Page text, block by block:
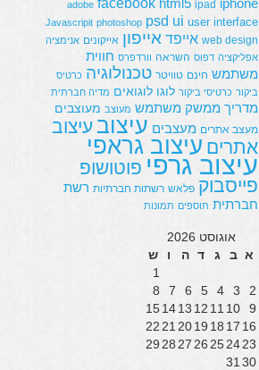
adobe html5 ipad iphone
Javascripit photoshop psd ui user interface
web design אייפד אייפון אייקונים אנימציה
אפליקציה דפוס השראה וורדפרס חווית
משתמש חינם טוויטר טכנולוגיה כרטיס
ביקור כרטיסי ביקור לוגו לוגואים מדיה חברתית
מדריך ממשק משתמש מעוצב מעוצבים
מעצב אתרים מעצבים עיצוב עיצוב
אתרים עיצוב גראפי
עיצוב גרפי פוטושופ
פייסבוק פלאש רשתות חברתיות רשת
חברתית תוספים תמונות
אוגוסט 2026
א ב ג ד ה ו
ש
1
2
3
4
5
6
7
8
9
10
11
12
13
14
15
16
17
18
19
20
21
22
23
24
25
26
27
28
29
30
31